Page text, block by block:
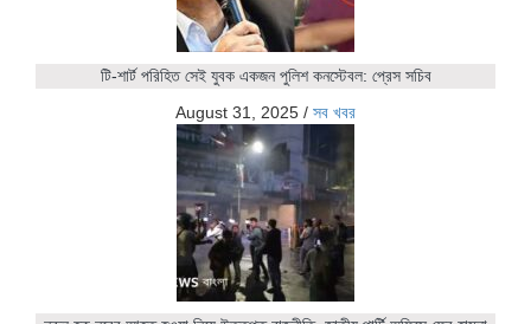
টি-শার্ট পরিহিত সেই যুবক একজন পুলিশ কনস্টেবল: প্রেস সচিব
August 31, 2025 / সব খবর